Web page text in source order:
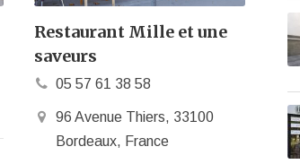
Restaurant Mille et une
saveurs
05 57 61 38 58
96 Avenue Thiers, 33100
Bordeaux, France